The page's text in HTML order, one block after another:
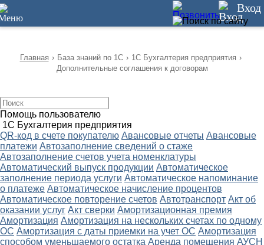
12 Вход
Главная › База знаний по 1С › 1С Бухгалтерия предприятия ›
Дополнительные соглашения к договорам
Помощь пользователю
1С Бухгалтерия предприятия
QR-код в счете покупателю Авансовые отчеты Авансовые
платежи Автозаполнение сведений о стаже
Автозаполнение счетов учета номенклатуры
Автоматический выпуск продукции Автоматическое
заполнение периода услуги Автоматическое напоминание
о платеже Автоматическое начисление процентов
Автоматическое повторение счетов Автотранспорт Акт об
оказании услуг Акт сверки Амортизационная премия
Амортизация Амортизация на нескольких счетах по одному
ОС Амортизация с даты приемки на учет ОС Амортизация
способом уменьшаемого остатка Аренда помещения АУСН